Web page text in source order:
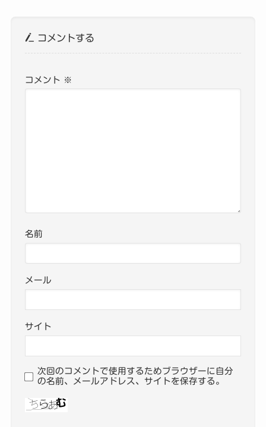
コメントする
コメント ※
名前
メール
サイト
次回のコメントで使用するためブラウザーに自分
の名前、メールアドレス、サイトを保存する。